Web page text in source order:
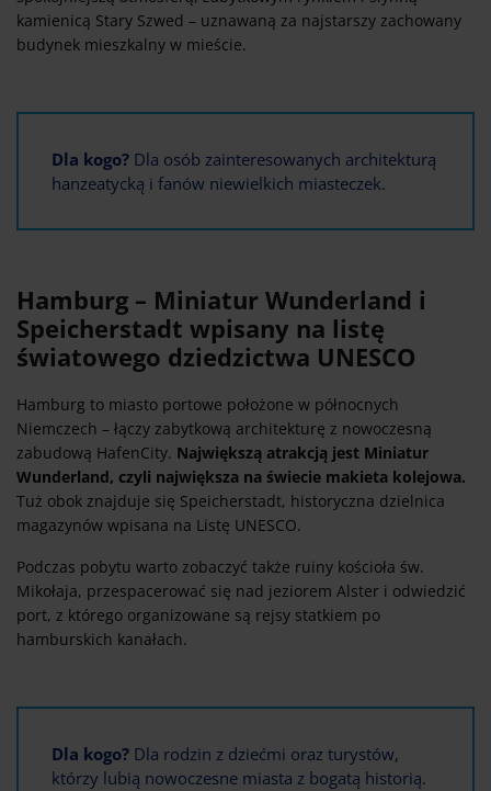
kamienicą Stary Szwed – uznawaną za najstarszy zachowany
budynek mieszkalny w mieście.
Dla kogo? Dla osób zainteresowanych architekturą
hanzeatycką i fanów niewielkich miasteczek.
Hamburg – Miniatur Wunderland i
Speicherstadt wpisany na listę
światowego dziedzictwa UNESCO
Hamburg to miasto portowe położone w północnych
Niemczech – łączy zabytkową architekturę z nowoczesną
zabudową HafenCity. Największą atrakcją jest Miniatur
Wunderland, czyli największa na świecie makieta kolejowa.
Tuż obok znajduje się Speicherstadt, historyczna dzielnica
magazynów wpisana na Listę UNESCO.
Podczas pobytu warto zobaczyć także ruiny kościoła św.
Mikołaja, przespacerować się nad jeziorem Alster i odwiedzić
port, z którego organizowane są rejsy statkiem po
hamburskich kanałach.
Dla kogo? Dla rodzin z dziećmi oraz turystów,
którzy lubią nowoczesne miasta z bogatą historią.